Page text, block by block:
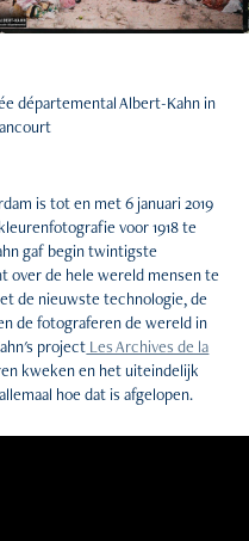
départemental Albert-Kahn in
is tot en met 6 januari 2019
voor 1918 te
gaf begin twintigste
over de hele wereld mensen te
de nieuwste technologie, de
de fotograferen de wereld in
project Les Archives de la
kweken en het uiteindelijk
hoe dat is afgelopen.